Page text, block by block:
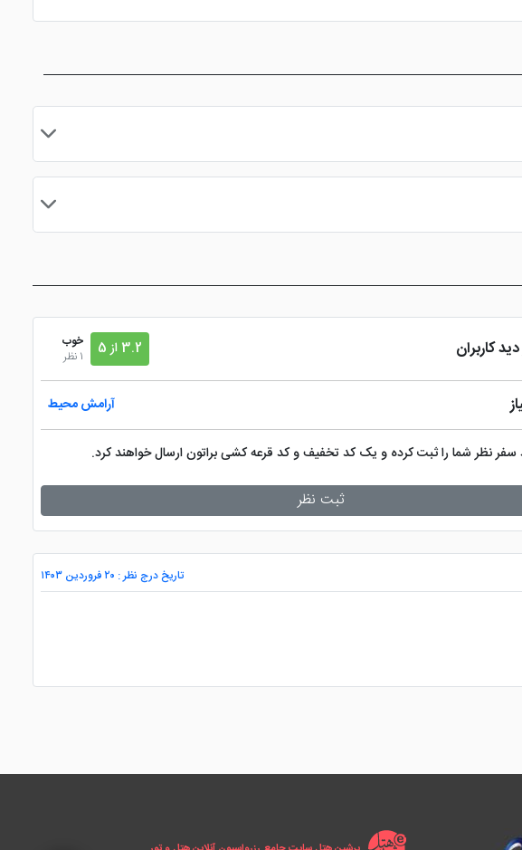
واچر هتل را دریافت نمایید.
کاربران 3.2 از 5
خوب
1 نظر
آرامش محیط
سفر نظر شما را ثبت کرده و یک کد تخفیف و کد قرعه کشی براتون ارسال خواهند کرد.
ثبت نظر
تاریخ درج نظر : ۲۰ فروردین ۱۴۰۳